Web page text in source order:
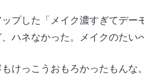
プした「メイク濃すぎてデー
ハネなかった。メイクのた
けっこうおもろかったもんな